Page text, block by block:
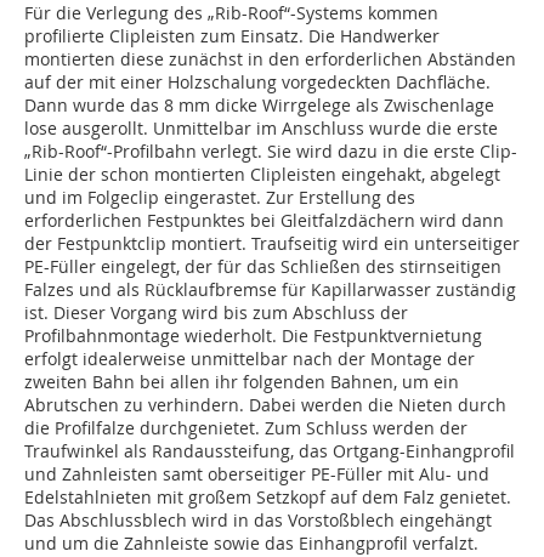
Für die Verlegung des „Rib-Roof“-Systems kommen
profilierte Clipleisten zum Einsatz. Die Handwerker
montierten diese zunächst in den erforderlichen Abständen
auf der mit einer Holzschalung vorgedeckten Dachfläche.
Dann wurde das 8 mm dicke Wirrgelege als Zwischenlage
lose ausgerollt. Unmittelbar im Anschluss wurde die erste
„Rib-Roof“-Profilbahn verlegt. Sie wird dazu in die erste Clip-
Linie der schon montierten Clipleisten eingehakt, abgelegt
und im Folgeclip eingerastet. Zur Erstellung des
erforderlichen Festpunktes bei Gleitfalzdächern wird dann
der Festpunktclip montiert. Traufseitig wird ein unterseitiger
PE-Füller eingelegt, der für das Schließen des stirnseitigen
Falzes und als Rücklaufbremse für Kapillarwasser zuständig
ist. Dieser Vorgang wird bis zum Abschluss der
Profilbahnmontage wiederholt. Die Festpunktvernietung
erfolgt idealerweise unmittelbar nach der Montage der
zweiten Bahn bei allen ihr folgenden Bahnen, um ein
Abrutschen zu verhindern. Dabei werden die Nieten durch
die Profilfalze durchgenietet. Zum Schluss werden der
Traufwinkel als Randaussteifung, das Ortgang-Einhangprofil
und Zahnleisten samt oberseitiger PE-Füller mit Alu- und
Edelstahlnieten mit großem Setzkopf auf dem Falz genietet.
Das Abschlussblech wird in das Vorstoßblech eingehängt
und um die Zahnleiste sowie das Einhangprofil verfalzt.